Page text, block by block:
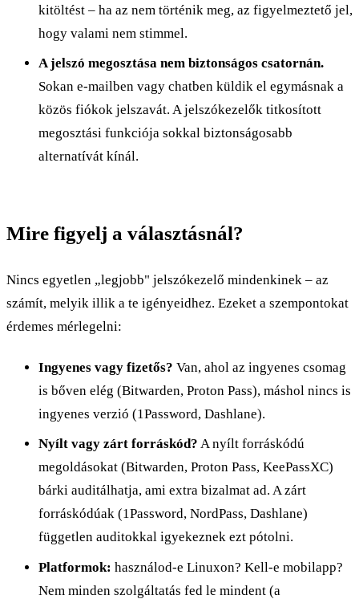
kitöltést – ha az nem történik meg, az figyelmeztető jel,
hogy valami nem stimmel.
A jelszó megosztása nem biztonságos csatornán.
Sokan e-mailben vagy chatben küldik el egymásnak a
közös fiókok jelszavát. A jelszókezelők titkosított
megosztási funkciója sokkal biztonságosabb
alternatívát kínál.
Mire figyelj a választásnál?
Nincs egyetlen „legjobb" jelszókezelő mindenkinek – az
számít, melyik illik a te igényeidhez. Ezeket a szempontokat
érdemes mérlegelni:
Ingyenes vagy fizetős? Van, ahol az ingyenes csomag
is bőven elég (Bitwarden, Proton Pass), máshol nincs is
ingyenes verzió (1Password, Dashlane).
Nyílt vagy zárt forráskód? A nyílt forráskódú
megoldásokat (Bitwarden, Proton Pass, KeePassXC)
bárki auditálhatja, ami extra bizalmat ad. A zárt
forráskódúak (1Password, NordPass, Dashlane)
független auditokkal igyekeznek ezt pótolni.
Platformok: használod-e Linuxon? Kell-e mobilapp?
Nem minden szolgáltatás fed le mindent (a